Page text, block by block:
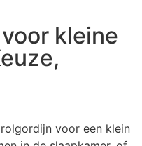
kleine
voor een klein